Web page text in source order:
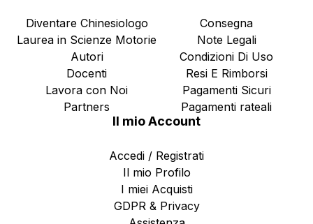
Diventare Chinesiologo
Laurea in Scienze Motorie
Autori
Docenti
Lavora con Noi
Partners
Consegna
Note Legali
Condizioni Di Uso
Resi E Rimborsi
Pagamenti Sicuri
Pagamenti rateali
Il mio Account
Accedi / Registrati
Il mio Profilo
I miei Acquisti
GDPR & Privacy